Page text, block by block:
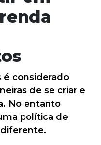
é considerado
de se criar e
No entanto
política de